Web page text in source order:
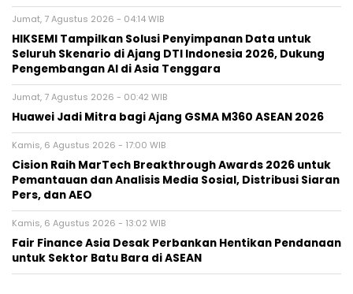
Jumat, 7 Agustus 2026 - 04:14 WIB
HIKSEMI Tampilkan Solusi Penyimpanan Data untuk
Seluruh Skenario di Ajang DTI Indonesia 2026, Dukung
Pengembangan AI di Asia Tenggara
Jumat, 7 Agustus 2026 - 00:42 WIB
Huawei Jadi Mitra bagi Ajang GSMA M360 ASEAN 2026
Kamis, 6 Agustus 2026 - 17:00 WIB
Cision Raih MarTech Breakthrough Awards 2026 untuk
Pemantauan dan Analisis Media Sosial, Distribusi Siaran
Pers, dan AEO
Kamis, 6 Agustus 2026 - 13:02 WIB
Fair Finance Asia Desak Perbankan Hentikan Pendanaan
untuk Sektor Batu Bara di ASEAN